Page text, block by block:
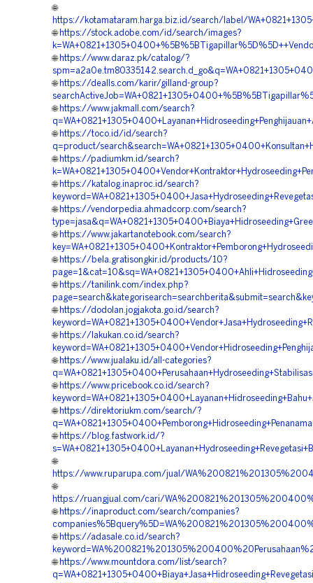
🌐
https://kotamataram.harga.biz.id/search/label/
🌐 https://stock.adobe.com/id/search/images?
🌐 https://www.daraz.pk/catalog/?
🌐 https://dealls.com/karir/gilland-group?
🌐 https://www.jakmall.com/search?
🌐 https://toco.id/id/search?
q=product/
🌐 https://padiumkm.id/search?
🌐 https://katalog.inaproc.id/search?
🌐 https://vendorpedia.ahmadcorp.com/search?
🌐 https://www.jakartanotebook.com/search?
🌐 https://bela.gratisongkir.id/products/10?
🌐 https://tanilink.com/index.php?
🌐 https://dodolan.jogjakota.go.id/search?
🌐 https://lakukan.co.id/search?
🌐 https://www.jualaku.id/all-categories?
🌐 https://www.pricebook.co.id/search?
🌐 https://direktoriukm.com/search/?
🌐 https://blog.fastwork.id/?
🌐
https://www.ruparupa.com/jual/
🌐
https://ruangjual.com/cari/
🌐 https://inaproduct.com/search/companies?
🌐 https://adasale.co.id/search?
🌐 https://www.mountdora.com/list/search?